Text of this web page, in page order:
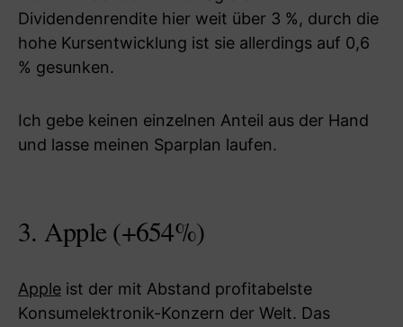
Dividendenrendite hier weit über 3 %, durch die
hohe Kursentwicklung ist sie allerdings auf 0,6
% gesunken.
Ich gebe keinen einzelnen Anteil aus der Hand
und lasse meinen Sparplan laufen.
3. Apple (+654%)
Apple ist der mit Abstand profitabelste
Konsumelektronik-Konzern der Welt. Das